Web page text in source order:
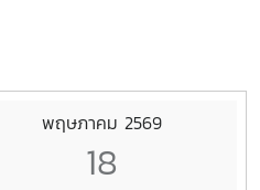
พฤษภาคม 2569
18